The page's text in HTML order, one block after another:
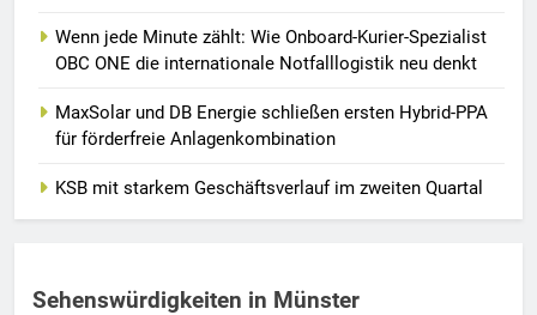
Wenn jede Minute zählt: Wie Onboard-Kurier-Spezialist
OBC ONE die internationale Notfalllogistik neu denkt
MaxSolar und DB Energie schließen ersten Hybrid-PPA
für förderfreie Anlagenkombination
KSB mit starkem Geschäftsverlauf im zweiten Quartal
Sehenswürdigkeiten in Münster